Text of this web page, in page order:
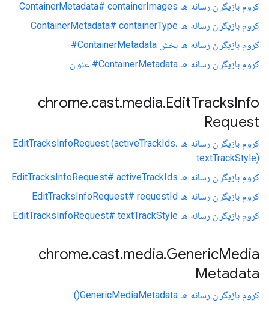
کروم بازیگران رسانه ها ContainerMetadata# containerImages
کروم بازیگران رسانه ها ContainerMetadata# containerType
کروم بازیگران رسانه ها بخش ContainerMetadata#
کروم بازیگران رسانه ها ContainerMetadata# عنوان
chrome.cast.media.EditTracksInfo
Request
کروم بازیگران رسانه ها EditTracksInfoRequest (activeTrackIds،
textTrackStyle)
کروم بازیگران رسانه ها EditTracksInfoRequest# activeTrackIds
کروم بازیگران رسانه ها EditTracksInfoRequest# requestId
کروم بازیگران رسانه ها EditTracksInfoRequest# textTrackStyle
chrome.cast.media.GenericMedia
Metadata
کروم بازیگران رسانه ها GenericMediaMetadata()